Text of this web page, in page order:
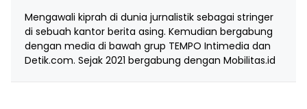
Mengawali kiprah di dunia jurnalistik sebagai stringer
di sebuah kantor berita asing. Kemudian bergabung
dengan media di bawah grup TEMPO Intimedia dan
Detik.com. Sejak 2021 bergabung dengan Mobilitas.id